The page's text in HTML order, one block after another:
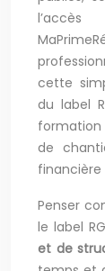
cette
du label
formation
de
financière
Penser
le label
et de